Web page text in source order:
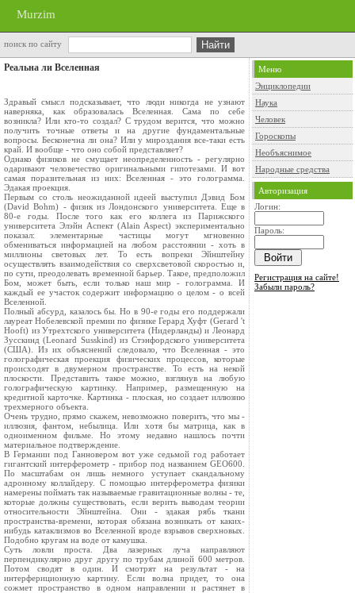
Murzim
поиск по сайту
Реальна ли Вселенная
Здравый смысл подсказывает, что люди никогда не узнают
наверняка, как образовалась Вселенная. Сама по себе
возникла? Или кто-то создал? С трудом верится, что можно
получить точные ответы и на другие фундаментальные
вопросы. Бесконечна ли она? Или у мироздания все-таки есть
край. И вообще - что оно собой представляет?
Однако физиков не смущает неопределенность - регулярно
одаривают человечество оригинальными гипотезами. И вот
самая поразительная из них: Вселенная - это голограмма.
Эдакая проекция.
Первым со столь неожиданной идеей выступил Дэвид Бом
(David Bohm) - физик из Лондонского университета. Еще в
80-е годы. После того как его коллега из Парижского
университета Элэйн Аспект (Alain Aspect) экспериментально
показал: элементарные частицы могут мгновенно
обмениваться информацией на любом расстоянии - хоть в
миллионы световых лет. То есть вопреки Эйнштейну
осуществлять взаимодействия со сверхсветовой скоростью и,
по сути, преодолевать временной барьер. Такое, предположил
Бом, может быть, если только наш мир - голограмма. И
каждый ее участок содержит информацию о целом - о всей
Вселенной.
Полный абсурд, казалось бы. Но в 90-е годы его поддержали
лауреат Нобелевской премии по физике Герард Хуфт (Gerard 't
Hooft) из Утрехтского университета (Нидерланды) и Леонард
Зусскинд (Leonard Susskind) из Стэнфордского университета
(США). Из их объяснений следовало, что Вселенная - это
голографическая проекция физических процессов, которые
происходят в двумерном пространстве. То есть на некой
плоскости. Представить такое можно, взглянув на любую
голографическую картинку. Например, размещенную на
кредитной карточке. Картинка - плоская, но создает иллюзию
трехмерного объекта.
Очень трудно, прямо скажем, невозможно поверить, что мы -
иллюзия, фантом, небылица. Или хотя бы матрица, как в
одноименном фильме. Но этому недавно нашлось почти
материальное подтверждение.
В Германии под Ганновером вот уже седьмой год работает
гигантский интерферометр - прибор под названием GEO600.
По масштабам он лишь немного уступает скандальному
адронному коллайдеру. С помощью интерферометра физики
намерены поймать так называемые гравитационные волны - те,
которые должны существовать, если верить выводам теории
относительности Эйнштейна. Они - эдакая рябь ткани
пространства-времени, которая обязана возникать от каких-
нибудь катаклизмов во Вселенной вроде взрывов сверхновых.
Подобно кругам на воде от камушка.
Суть ловли проста. Два лазерных луча направляют
перпендикулярно друг другу по трубам длиной 600 метров.
Потом сводят в один. И смотрят на результат - на
интерфериционную картину. Если волна придет, то она
сожмет пространство в одном направлении и растянет в
Меню
Энциклопедии
Наука
Человек
Гороскопы
Необъяснимое
Народные средства
Авторизация
Логин:
Пароль:
Регистрация на сайте!
Забыли пароль?